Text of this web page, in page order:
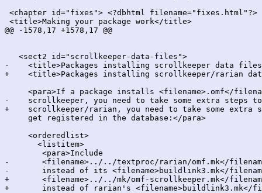
<chapter id="fixes"> <?dbhtml filename="fixes.html"?>
<title>Making your package work</title>
@@ -1578,17 +1578,17 @@
   <sect2 id="scrollkeeper-data-files">
-    <title>Packages installing scrollkeeper data
+    <title>Packages installing scrollkeeper/rarian
<para>If a package installs <filename>.omf</
-    scrollkeeper, you need to take some extra steps to
+    scrollkeeper/rarian, you need to take some extra
     get registered in the database:</para>
     <orderedlist>
       <listitem>
-	<filename>../../textproc/rarian/omf.mk</filename>
-	instead of its <filename>buildlink3.mk</filename> file.  This
+	<filename>../../mk/omf-scrollkeeper.mk</filename>
+	instead of rarian's <filename>buildlink3.mk</filename> file.  This